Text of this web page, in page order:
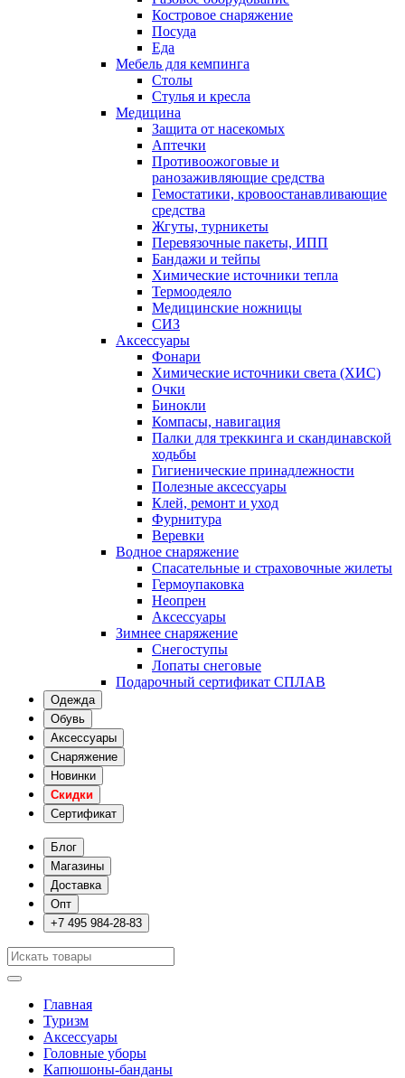
Костровое снаряжение
Посуда
Еда
Мебель для кемпинга
Столы
Стулья и кресла
Медицина
Защита от насекомых
Аптечки
Противоожоговые и
ранозаживляющие средства
Гемостатики, кровоостанавливающие
средства
Жгуты, турникеты
Перевязочные пакеты, ИПП
Бандажи и тейпы
Химические источники тепла
Термоодеяло
Медицинские ножницы
СИЗ
Аксессуары
Фонари
Химические источники света (ХИС)
Очки
Бинокли
Компасы, навигация
Палки для треккинга и скандинавской
ходьбы
Гигиенические принадлежности
Полезные аксессуары
Клей, ремонт и уход
Фурнитура
Веревки
Водное снаряжение
Спасательные и страховочные жилеты
Гермоупаковка
Неопрен
Аксессуары
Зимнее снаряжение
Снегоступы
Лопаты снеговые
Подарочный сертификат СПЛАВ
Одежда
Обувь
Аксессуары
Снаряжение
Новинки
Скидки
Сертификат
Блог
Магазины
Доставка
Опт
+7 495 984-28-83
Главная
Туризм
Аксессуары
Головные уборы
Капюшоны-банданы